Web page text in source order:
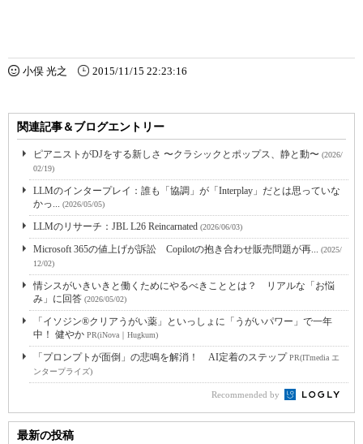
小俣 光之 2015/11/15 22:23:16
関連記事＆ブログエントリー
ピアニストがDJをする新しさ 〜クラシックとポップス、静と動〜 (2026/
02/19)
LLMのインタープレイ：誰も「協調」が「Interplay」だとは思っていな
かっ... (2026/05/05)
LLMのリサーチ：JBL L26 Reincarnated (2026/06/03)
Microsoft 365の値上げが訴訟 Copilotの抱き合わせ販売問題が再... (2025/
12/02)
情シスがいきいきと働くためにやるべきこととは？ リアルな「お悩
み」に回答 (2026/05/02)
「イソジン®クリアうがい薬」といっしょに「うがいパワー」で一年
中！ 健やか PR(iNova｜Hugkum)
「プロンプトが面倒」の悲鳴を解消！ AI定着のステップPR(ITmedia エ
ンタープライズ)
Recommended by
最新の投稿